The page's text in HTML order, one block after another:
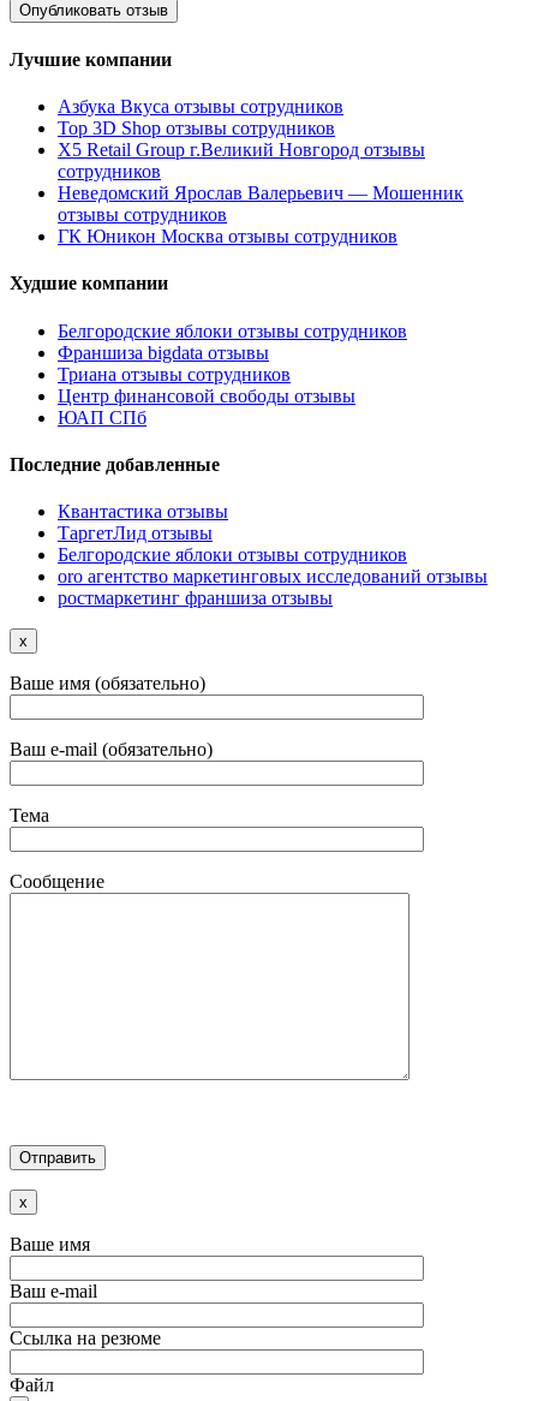
Лучшие компании
Азбука Вкуса отзывы сотрудников
Top 3D Shop отзывы сотрудников
X5 Retail Group г.Великий Новгород отзывы
сотрудников
Неведомский Ярослав Валерьевич — Мошенник
отзывы сотрудников
ГК Юникон Москва отзывы сотрудников
Худшие компании
Белгородские яблоки отзывы сотрудников
Франшиза bigdata отзывы
Триана отзывы сотрудников
Центр финансовой свободы отзывы
ЮАП СПб
Последние добавленные
Квантастика отзывы
ТаргетЛид отзывы
Белгородские яблоки отзывы сотрудников
oro агентство маркетинговых исследований отзывы
ростмаркетинг франшиза отзывы
x
Ваше имя (обязательно)
Ваш e-mail (обязательно)
Тема
Сообщение
x
Ваше имя
Ваш e-mail
Ссылка на резюме
Файл